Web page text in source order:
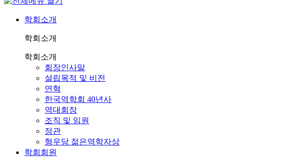
학회소개
학회소개
학회소개
회장인사말
설립목적 및 비전
연혁
한국역학회 40년사
역대회장
조직 및 임원
정관
형우당 젊은역학자상
학회회원